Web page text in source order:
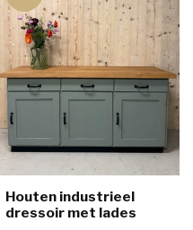
Houten industrieel
dressoir met lades